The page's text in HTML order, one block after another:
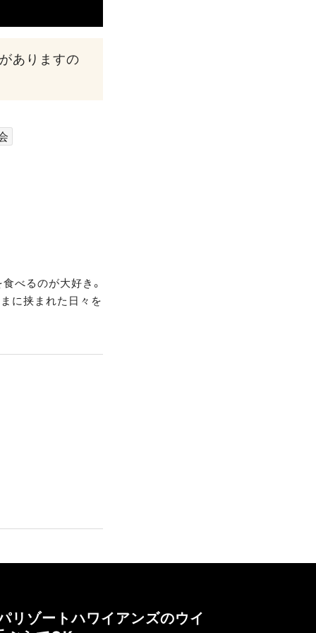
ありますの
べるのが大好き。
に挟まれた日々を
リゾートハワイアンズのウイ